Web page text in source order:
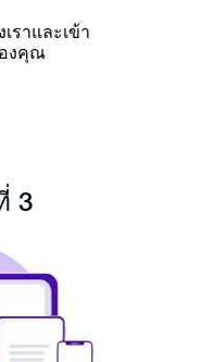
ราและเข้า
งคุณ
3